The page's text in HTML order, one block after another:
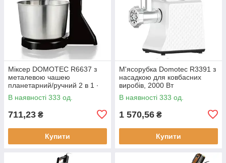
Міксер DOMOTEC R6637 з
металевою чашею
планетарний/ручний 2 в 1 ∙
Червоний/білий/
помаранчевий
В наявності 333 од.
711,23 ₴
Купити
М'ясорубка Domotec R3391 з
насадкою для ковбасних
виробів, 2000 Вт
В наявності 333 од.
1 570,56 ₴
Купити